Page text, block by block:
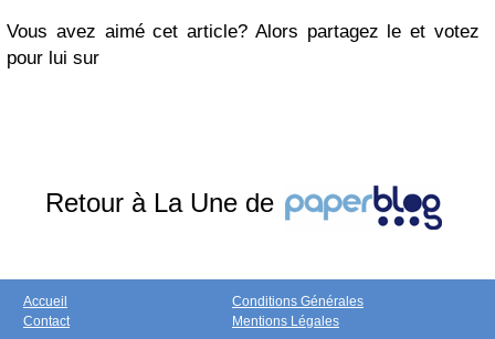
Vous avez aimé cet article? Alors partagez le et votez
pour lui sur
Retour à La Une de
Accueil
Contact
Conditions Générales
Mentions Légales